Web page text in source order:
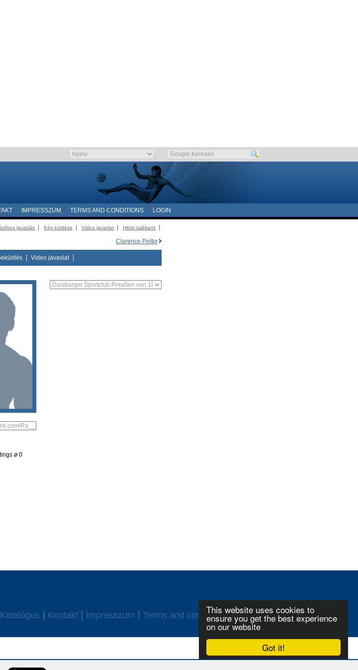
Got it!
This website uses cookies to
ensure you get the best experience
on our website
IMPRESSZUM TERMS AND CONDITIONS LOGIN
javaslás Kép küldése Video javaslat
Hibát találtam!
Clarence Poitie
Video javaslat
ø 0
Katalógus Kontakt Impresszum Terms and conditions Login